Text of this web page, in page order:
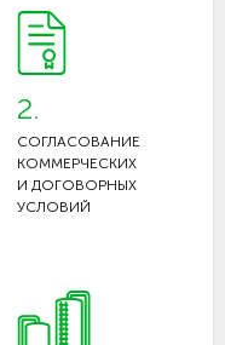
2.
СОГЛАСОВАНИЕ
КОММЕРЧЕСКИХ
И ДОГОВОРНЫХ
УСЛОВИЙ